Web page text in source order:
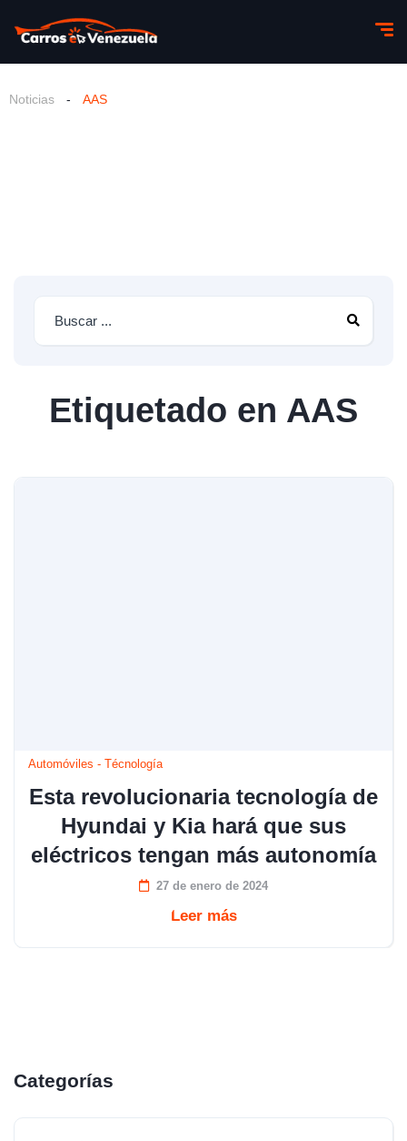
Noticias - AAS
Etiquetado en AAS
Automóviles - Técnología
Esta revolucionaria tecnología de
Hyundai y Kia hará que sus
eléctricos tengan más autonomía
27 de enero de 2024
Leer más
Categorías